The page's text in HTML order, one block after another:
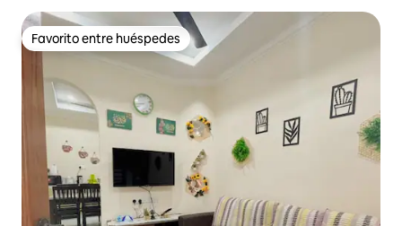
Favorito entre huéspedes
Favorito entre huéspedes